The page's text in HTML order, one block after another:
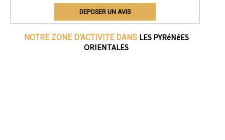
DEPOSER UN AVIS
NOTRE ZONE D'ACTIVITE DANS LES PYRéNéES
ORIENTALES